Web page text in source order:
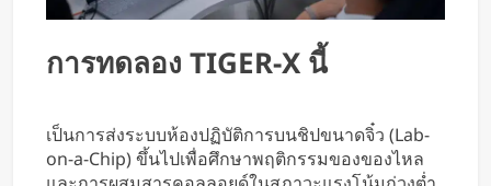
การทดลอง TIGER-X นี้
เป็นการส่งระบบห้องปฏิบัติการบนชิปขนาดจิ๋ว (Lab-
on-a-Chip) ขึ้นไปเพื่อศึกษาพฤติกรรมของของไหล